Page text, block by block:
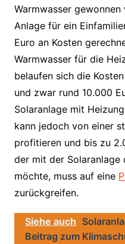
Warmwasser
Anlage für ein
Euro an Kosten
Warmwasser für die
belaufen sich die
und zwar rund 10.000
Solaranlage mit
kann jedoch von einer
profitieren und bis zu
der mit der
möchte, muss auf eine
zurückgreifen.
Siehe auch
Beitrag zum